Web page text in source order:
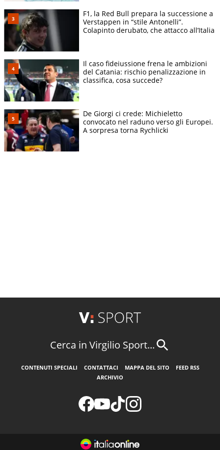
F1, la Red Bull prepara la successione a
Verstappen in “stile Antonelli”.
Colapinto derubato, che attacco all’Italia
Il caso fideiussione frena le ambizioni
del Catania: rischio penalizzazione in
classifica, cosa succede?
De Giorgi ci crede: Michieletto
convocato nel raduno verso gli Europei.
A sorpresa torna Rychlicki
Cerca in Virgilio Sport...
CONTENUTI SPECIALI CONTATTACI MAPPA DEL SITO
FEED RSS
ARCHIVIO